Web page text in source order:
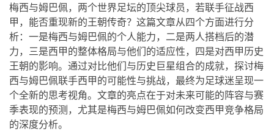
梅西与姆巴佩，两个世界足坛的顶尖球员，若联手征战西
甲，能否重现新的王朝传奇？这篇文章从四个方面进行分
析：一是梅西与姆巴佩的个人能力，二是两人搭档后的潜
力，三是西甲的整体格局与他们的适应性，四是对西甲历史
王朝的影响。通过对比他们与历史巨星组合的成就，探讨梅
西与姆巴佩联手西甲的可能性与挑战，最终为足球迷呈现一
个全新的思考视角。文章的亮点在于对未来可能的阵容与赛
季表现的预测，尤其是梅西与姆巴佩如何改变西甲竞争格局
的深度分析。